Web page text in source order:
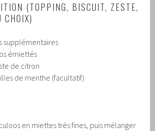
(TOPPING, BISCUIT, ZESTE,
CHOIX)
supplémentaires
émiettés
de citron
de menthe (facultatif)
en miettes très fines, puis mélanger